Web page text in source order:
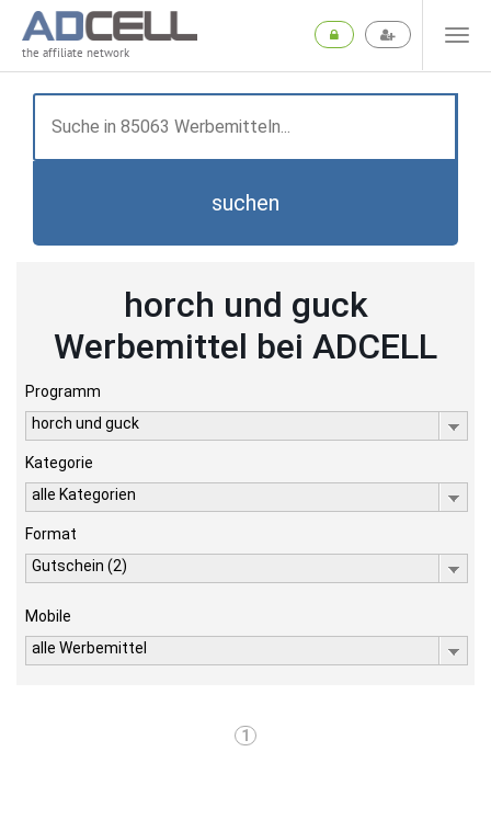
the affiliate network
suchen
horch und guck
Werbemittel bei ADCELL
Programm
horch und guck
Kategorie
alle Kategorien
Format
Gutschein (2)
Mobile
alle Werbemittel
1